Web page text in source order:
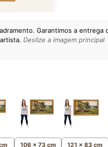
Garantimos a entrega
Deslize a imagem principal
106 x 73 cm 121 x 83 cm